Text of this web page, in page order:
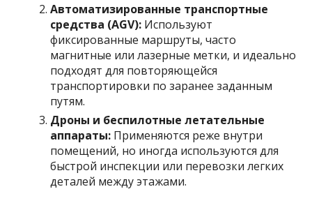
Автоматизированные транспортные
средства (AGV): Используют
фиксированные маршруты, часто
магнитные или лазерные метки, и идеально
подходят для повторяющейся
транспортировки по заранее заданным
путям.
Дроны и беспилотные летательные
аппараты: Применяются реже внутри
помещений, но иногда используются для
быстрой инспекции или перевозки легких
деталей между этажами.